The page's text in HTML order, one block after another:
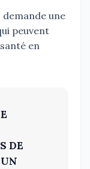
une
peuvent
en
DE